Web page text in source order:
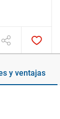
y ventajas